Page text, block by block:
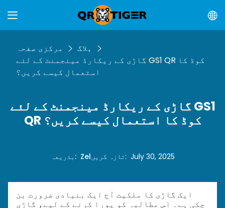
مرکزی صفحہ
بلاگ
گاڑی کے ریکارڈ مینجمنٹ کے لئے GS1 QR کوڈ کا
استعمال کیسے کریں؟
گاڑی کے ریکارڈ مینجمنٹ کے لئے GS1
QR کوڈ کا استعمال کیسے کریں؟
بذریعہ : Zelتازہ کریں: July 30, 2025
ایک گاڑی کا ملکیت آج ایک بنیادی ضرورت بن
چکی ہے۔ اس مطالبہ کو پورا کرنے کے لیے، گاڑی